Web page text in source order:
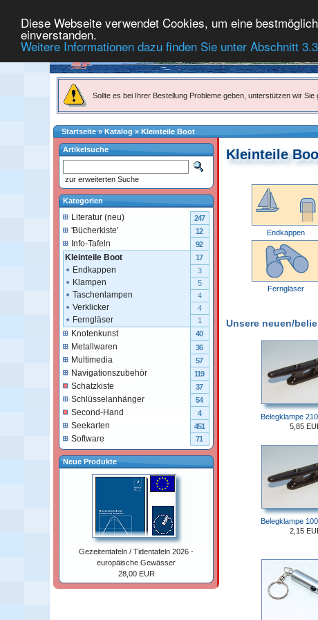
Diese Webseite verwendet Cookies, um eine
einverstanden.
Weitere Informationen dazu finden Sie unter Abschnitt
Sollte es bei Ihrer Bestellung Probleme geben, unterstützen wir Sie
Startseite»Katalog » Kleinteile Boot
Kleinteile
Endkappen
Ferngläser
Unsere neuen/
Belegklampe
5,85
Belegklampe
2,15
Artikelsuche
zur erweiterten Suche
Kategorien
Literatur (neu) 247
'Bücherkiste' 12
Info-Tafeln 92
Kleinteile Boot 17
Endkappen 3
Klampen 5
Taschenlampen 4
Verklicker 4
Ferngläser 1
Knotenkunst 40
Metallwaren 36
Multimedia 57
Navigationszubehör 119
Schatzkiste 37
Schlüsselanhänger 54
Second-Hand 4
Seekarten 451
Software 71
Neue Produkte
Gezeitentafeln / Tidentafeln 2026 -
europäische Gewässer
28,00 EUR